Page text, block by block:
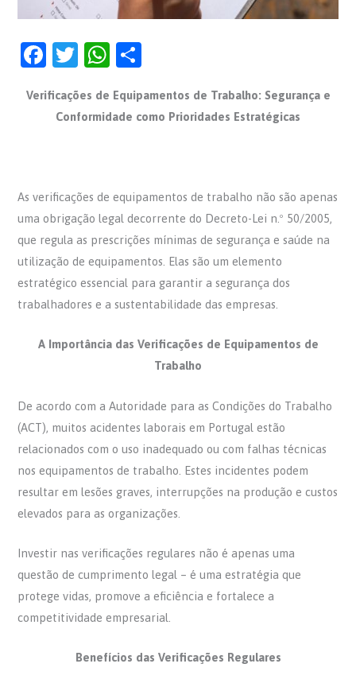
F
c
e
o
k
T
itt
er
W
at
s
p
ar
e
Verificações de Equipamentos de Trabalho: Segurança e
Conformidade como Prioridades Estratégicas
As verificações de equipamentos de trabalho não são apenas
uma obrigação legal decorrente do Decreto-Lei n.º 50/2005,
que regula as prescrições mínimas de segurança e saúde na
utilização de equipamentos. Elas são um elemento
estratégico essencial para garantir a segurança dos
trabalhadores e a sustentabilidade das empresas.
A Importância das Verificações de Equipamentos de
Trabalho
De acordo com a Autoridade para as Condições do Trabalho
(ACT), muitos acidentes laborais em Portugal estão
relacionados com o uso inadequado ou com falhas técnicas
nos equipamentos de trabalho. Estes incidentes podem
resultar em lesões graves, interrupções na produção e custos
elevados para as organizações.
Investir nas verificações regulares não é apenas uma
questão de cumprimento legal – é uma estratégia que
protege vidas, promove a eficiência e fortalece a
competitividade empresarial.
Benefícios das Verificações Regulares